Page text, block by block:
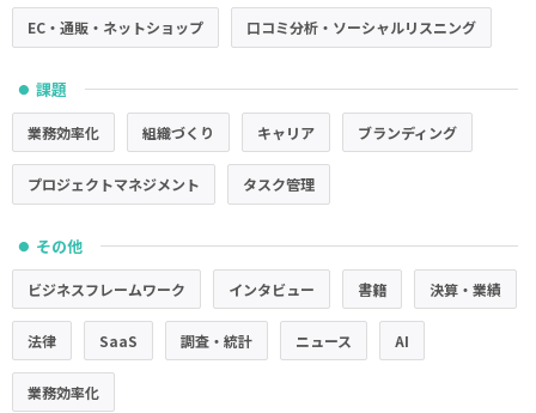
EC・通販・ネットショップ 口コミ分析・ソーシャルリスニング
● 課題
業務効率化 組織づくり キャリア ブランディング
プロジェクトマネジメント タスク管理
● その他
ビジネスフレームワーク インタビュー 書籍 決算・業績
法律 SaaS 調査・統計 ニュース AI
業務効率化